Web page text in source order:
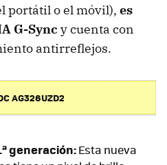
portátil o el móvil), es
G-Sync y cuenta con
antirreflejos.
AG326UZD2
generación:Esta nueva